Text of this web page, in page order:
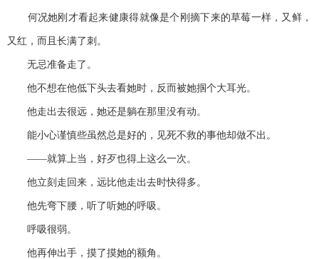
何况她刚才看起来健康得就像是个刚摘下来的草莓一样，又鲜，
又红，而且长满了刺。
无忌准备走了。
他不想在他低下头去看她时，反而被她掴个大耳光。
他走出去很远，她还是躺在那里没有动。
能小心谨慎些虽然总是好的，见死不救的事他却做不出。
——就算上当，好歹也得上这么一次。
他立刻走回来，远比他走出去时快得多。
他先弯下腰，听了听她的呼吸。
呼吸很弱。
他再伸出手，摸了摸她的额角。